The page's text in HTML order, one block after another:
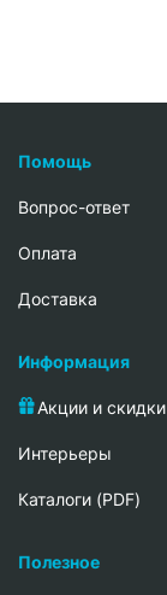
Помощь
Вопрос-ответ
Oплата
Доставка
Информация
Акции и скидки
Интерьеры
Каталоги (PDF)
Полезное